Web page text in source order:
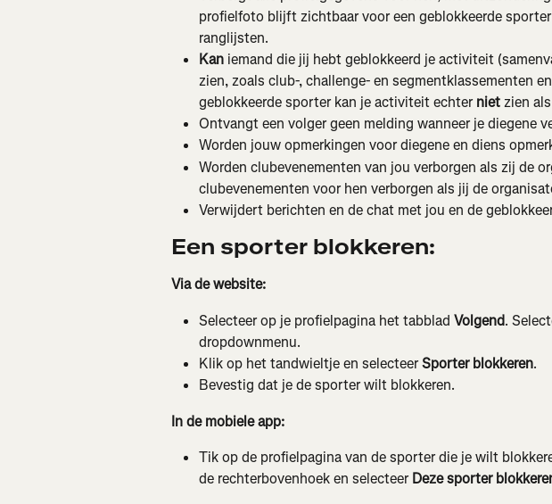
profielfoto blijft zichtbaar voor een geblokkeerde
ranglijsten.
Kan iemand die jij hebt geblokkeerd je activiteit
zien, zoals club-, challenge- en segmentklassementen
geblokkeerde sporter kan je activiteit echter niet zien
Ontvangt een volger geen melding wanneer je diegene
Worden jouw opmerkingen voor diegene en diens
Worden clubevenementen van jou verborgen als zij de
clubevenementen voor hen verborgen als jij de
Verwijdert berichten en de chat met jou en de
Een sporter blokkeren:
Via de website:
Selecteer op je profielpagina het tabblad Volgend.
dropdownmenu.
Klik op het tandwieltje en selecteer Sporter blokkeren.
Bevestig dat je de sporter wilt blokkeren.
In de mobiele app:
Tik op de profielpagina van de sporter die je wilt
de rechterbovenhoek en selecteer Deze sporter